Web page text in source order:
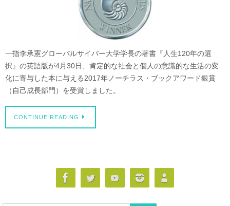
一指李承憲グローバルサイバー大学学長の著書『人生120年の選
択』の英語版が4月30日、肯定的な社会と個人の意識的な生活の変
化に寄与した本に与える2017年ノーチラス・ブックアワード銀賞
（自己成長部門）を受賞しました。
CONTINUE READING